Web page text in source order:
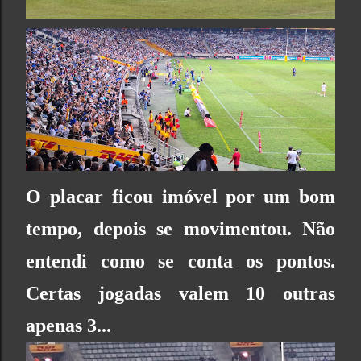
O placar ficou imóvel por um bom
tempo, depois se movimentou. Não
entendi como se conta os pontos.
Certas jogadas valem 10 outras
apenas 3...